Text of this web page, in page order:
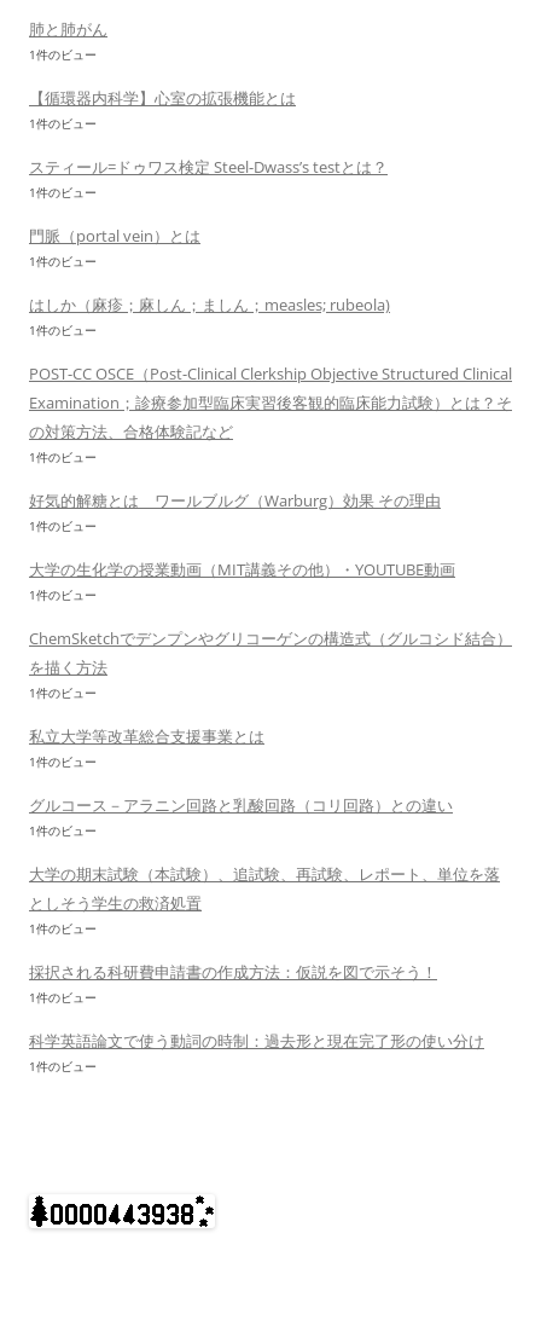
肺と肺がん
1件のビュー
【循環器内科学】心室の拡張機能とは
1件のビュー
スティール=ドゥワス検定 Steel-Dwass’s testとは？
1件のビュー
門脈（portal vein）とは
1件のビュー
はしか（麻疹；麻しん；ましん；measles; rubeola)
1件のビュー
POST-CC OSCE（Post-Clinical Clerkship Objective Structured Clinical
Examination；診療参加型臨床実習後客観的臨床能力試験）とは？そ
の対策方法、合格体験記など
1件のビュー
好気的解糖とは ワールブルグ（Warburg）効果 その理由
1件のビュー
大学の生化学の授業動画（MIT講義その他）・YOUTUBE動画
1件のビュー
ChemSketchでデンプンやグリコーゲンの構造式（グルコシド結合）
を描く方法
1件のビュー
私立大学等改革総合支援事業とは
1件のビュー
グルコース－アラニン回路と乳酸回路（コリ回路）との違い
1件のビュー
大学の期末試験（本試験）、追試験、再試験、レポート、単位を落
としそう学生の救済処置
1件のビュー
採択される科研費申請書の作成方法：仮説を図で示そう！
1件のビュー
科学英語論文で使う動詞の時制：過去形と現在完了形の使い分け
1件のビュー